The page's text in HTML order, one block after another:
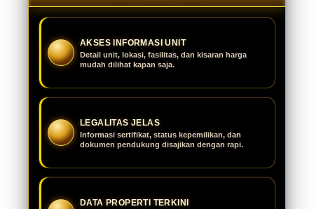
AKSES INFORMASI UNIT
Detail unit, lokasi, fasilitas, dan kisaran harga
mudah dilihat kapan saja.
LEGALITAS JELAS
Informasi sertifikat, status kepemilikan, dan
dokumen pendukung disajikan dengan rapi.
DATA PROPERTI TERKINI